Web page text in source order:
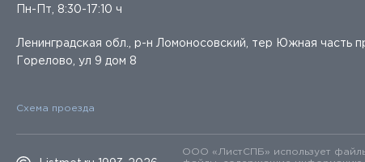
Пн-Пт, 8:30-17:10 ч
Ленинградская обл., р-н Ломоносовский, тер Южная часть
Горелово, ул 9 дом 8
Схема проезда
ООО «ЛистСПБ» использует